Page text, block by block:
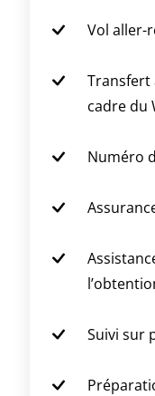
Vol aller-
Transfert
cadre du
Numéro
Suivi sur